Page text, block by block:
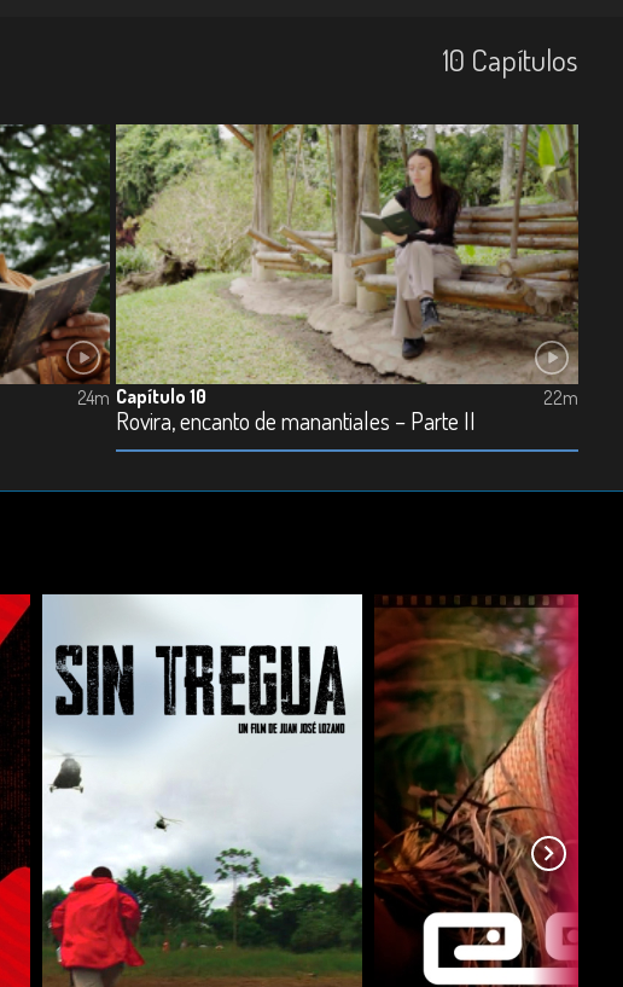
10 Capí­tulos
24m Capítulo 10
Rovira, encanto de manantiales – Parte II
22m